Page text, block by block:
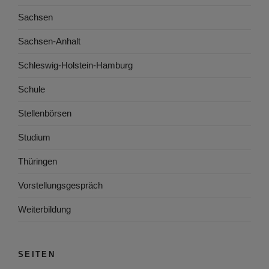
Sachsen
Sachsen-Anhalt
Schleswig-Holstein-Hamburg
Schule
Stellenbörsen
Studium
Thüringen
Vorstellungsgespräch
Weiterbildung
SEITEN